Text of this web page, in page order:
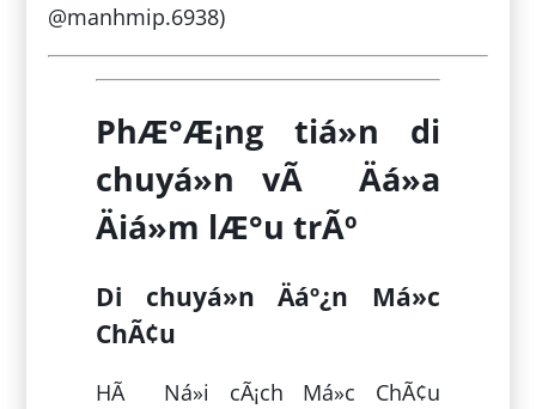
@manhmip.6938)
PhÆ°Æ¡ng tiá»n di
chuyá»n vÃ Äá»a
Äiá»m lÆ°u trÃº
Di chuyá»n Äáº¿n Má»c
ChÃ¢u
HÃ Ná»i cÃ¡ch Má»c ChÃ¢u